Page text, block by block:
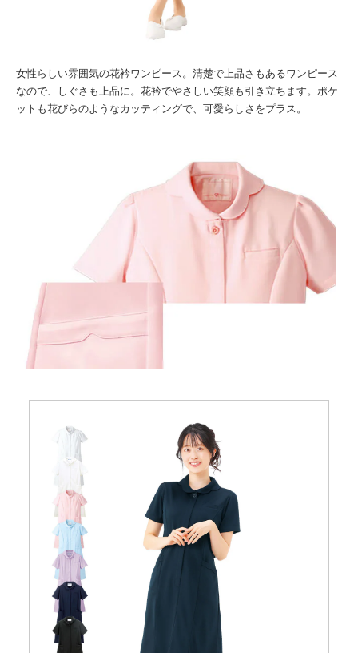
女性らしい雰囲気の花衿ワンピース。 清楚で上品さもあるワンピース
なので、しぐさも上品に。 花衿でやさしい笑顔も引き立ちます。 ポケ
ットも花びらのようなカッティングで、可愛らしさをプラス。